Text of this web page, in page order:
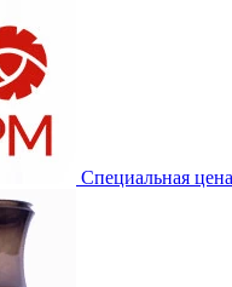
Специальная